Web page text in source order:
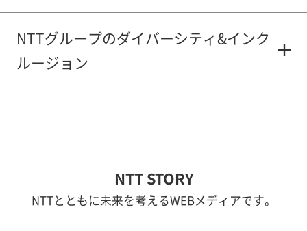
NTTグループのダイバーシティ&インク
ルージョン
NTT STORY
NTTとともに未来を考えるWEBメディアです。